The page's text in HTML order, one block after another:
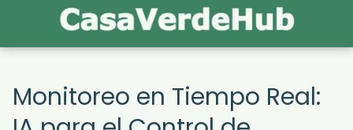
Monitoreo en Tiempo Real: